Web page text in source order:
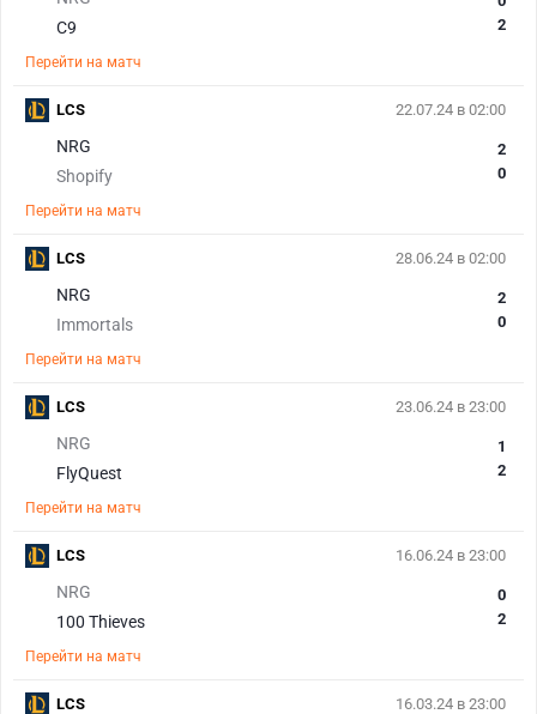
C9
2
Перейти на матч
22.07.24 в 02:00
NRG
Shopify
2
0
Перейти на матч
LCS
28.06.24 в 02:00
NRG
Immortals
2
0
Перейти на матч
LCS
23.06.24 в 23:00
NRG
FlyQuest
1
2
Перейти на матч
LCS
16.06.24 в 23:00
NRG
100 Thieves
0
2
Перейти на матч
LCS
16.03.24 в 23:00
LCS